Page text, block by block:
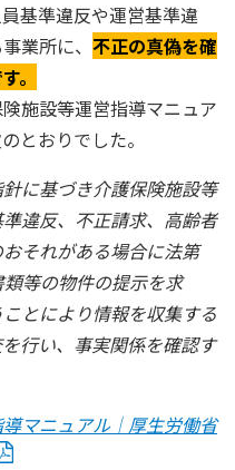
基準違反や運営基準違
業所に、 不正の真偽を確
。
施設等運営指導マニュア
とおりでした。
に基づき介護保険施設等
違反、不正請求、高齢者
それがある場合に法第
等の物件の提示を求
とにより情報を収集する
行い、事実関係を確認す
マニュアル｜厚生労働省